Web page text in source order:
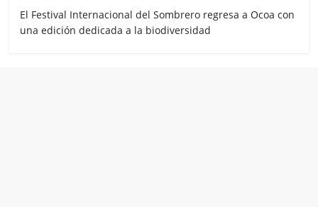
El Festival Internacional del Sombrero regresa a Ocoa con
una edición dedicada a la biodiversidad